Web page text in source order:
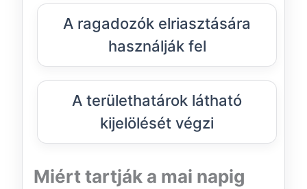
A ragadozók elriasztására
használják fel
A területhatárok látható
kijelölését végzi
Miért tartják a mai napig